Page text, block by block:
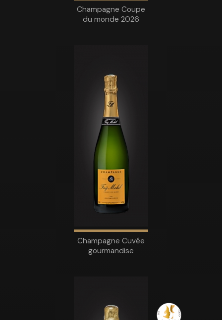
Champagne Coupe
du monde 2026
Champagne Cuvée
gourmandise